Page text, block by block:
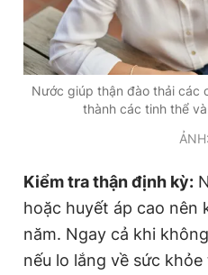
Nước giúp thận đào thải các
thành các tinh thể
Kiểm tra thận định kỳ:
hoặc huyết áp cao nên
năm. Ngay cả khi
nếu lo lắng về sức